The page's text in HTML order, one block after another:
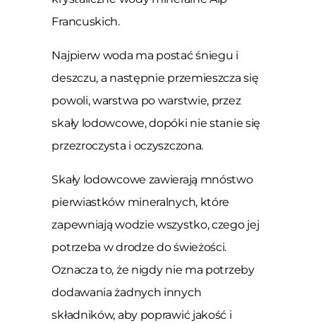
Francuskich.
Najpierw woda ma postać śniegu i
deszczu, a następnie przemieszcza się
powoli, warstwa po warstwie, przez
skały lodowcowe, dopóki nie stanie się
przezroczysta i oczyszczona.
Skały lodowcowe zawierają mnóstwo
pierwiastków mineralnych, które
zapewniają wodzie wszystko, czego jej
potrzeba w drodze do świeżości.
Oznacza to, że nigdy nie ma potrzeby
dodawania żadnych innych
składników, aby poprawić jakość i